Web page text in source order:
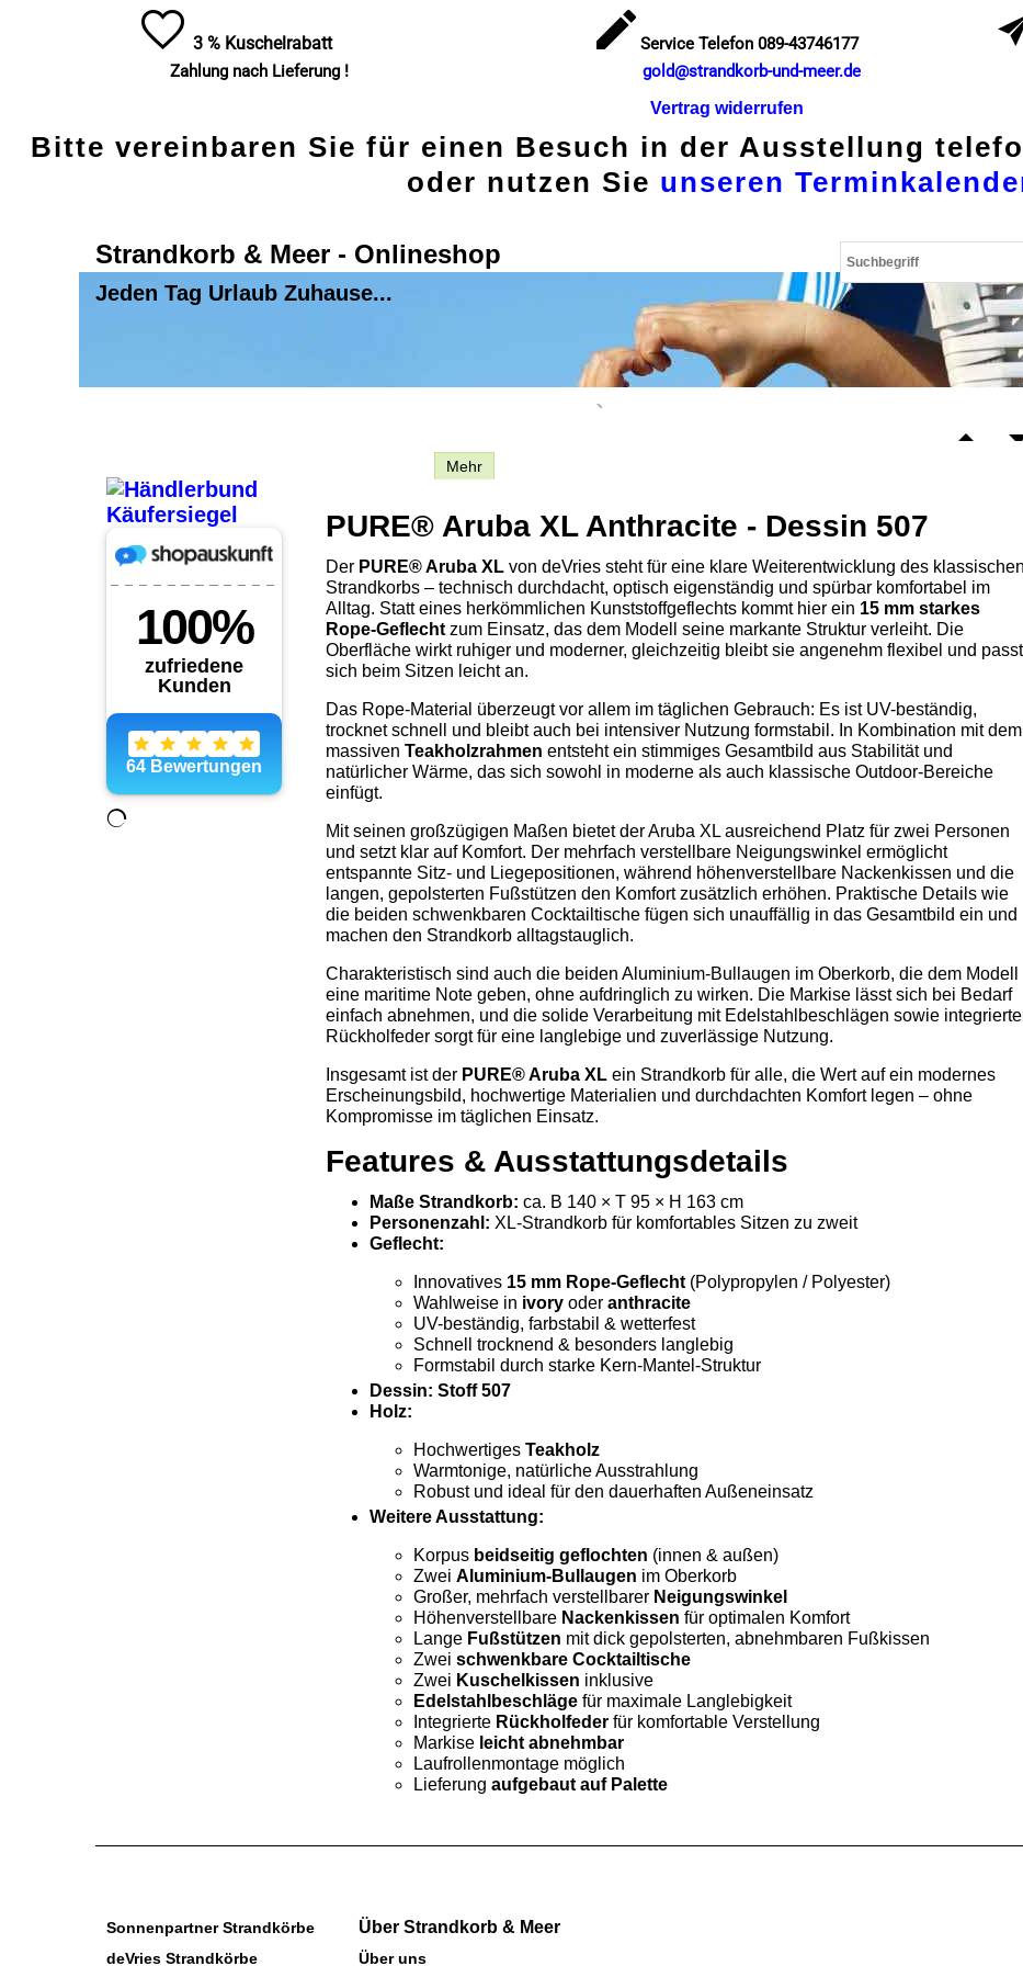
3 % Kuschelrabatt
Zahlung nach Lieferung !
Service Telefon 089-43746177
gold@strandkorb-und-meer.de
Vertrag widerrufen
Bitte vereinbaren Sie für einen Besuch in der Ausstellung
oder nutzen Sie unseren
Strandkorb & Meer - Onlineshop
Jeden Tag Urlaub Zuhause...
Mehr
PURE® Aruba XL Anthracite - Dessin 507
Der PURE® Aruba XL von deVries steht für eine klare Weiterentwicklung des klassischen
Strandkorbs – technisch durchdacht, optisch eigenständig und spürbar komfortabel im
Alltag. Statt eines herkömmlichen Kunststoffgeflechts kommt hier ein 15 mm starkes
Rope-Geflecht zum Einsatz, das dem Modell seine markante Struktur verleiht. Die
Oberfläche wirkt ruhiger und moderner, gleichzeitig bleibt sie angenehm flexibel und passt
sich beim Sitzen leicht an.
Das Rope-Material überzeugt vor allem im täglichen Gebrauch: Es ist UV-beständig,
trocknet schnell und bleibt auch bei intensiver Nutzung formstabil. In Kombination mit dem
massiven Teakholzrahmen entsteht ein stimmiges Gesamtbild aus Stabilität und
natürlicher Wärme, das sich sowohl in moderne als auch klassische Outdoor-Bereiche
einfügt.
Mit seinen großzügigen Maßen bietet der Aruba XL ausreichend Platz für zwei Personen
und setzt klar auf Komfort. Der mehrfach verstellbare Neigungswinkel ermöglicht
entspannte Sitz- und Liegepositionen, während höhenverstellbare Nackenkissen und die
langen, gepolsterten Fußstützen den Komfort zusätzlich erhöhen. Praktische Details wie
die beiden schwenkbaren Cocktailtische fügen sich unauffällig in das Gesamtbild ein und
machen den Strandkorb alltagstauglich.
Charakteristisch sind auch die beiden Aluminium-Bullaugen im Oberkorb, die dem Modell
eine maritime Note geben, ohne aufdringlich zu wirken. Die Markise lässt sich bei Bedarf
einfach abnehmen, und die solide Verarbeitung mit Edelstahlbeschlägen sowie
Rückholfeder sorgt für eine langlebige und zuverlässige Nutzung.
Insgesamt ist der PURE® Aruba XL ein Strandkorb für alle, die Wert auf ein modernes
Erscheinungsbild, hochwertige Materialien und durchdachten Komfort legen – ohne
Kompromisse im täglichen Einsatz.
Features & Ausstattungsdetails
Maße Strandkorb: ca. B 140 × T 95 × H 163 cm
Personenzahl: XL-Strandkorb für komfortables Sitzen zu zweit
Geflecht:
Innovatives 15 mm Rope-Geflecht (Polypropylen / Polyester)
Wahlweise in ivory oder anthracite
UV-beständig, farbstabil & wetterfest
Schnell trocknend & besonders langlebig
Formstabil durch starke Kern-Mantel-Struktur
Dessin: Stoff 507
Holz:
Hochwertiges Teakholz
Warmtonige, natürliche Ausstrahlung
Robust und ideal für den dauerhaften Außeneinsatz
Weitere Ausstattung:
Korpus beidseitig geflochten (innen & außen)
Zwei Aluminium-Bullaugen im Oberkorb
Großer, mehrfach verstellbarer Neigungswinkel
Höhenverstellbare Nackenkissen für optimalen Komfort
Lange Fußstützen mit dick gepolsterten, abnehmbaren Fußkissen
Zwei schwenkbare Cocktailtische
Zwei Kuschelkissen inklusive
Edelstahlbeschläge für maximale Langlebigkeit
Integrierte Rückholfeder für komfortable Verstellung
Markise leicht abnehmbar
Laufrollenmontage möglich
Lieferung aufgebaut auf Palette
Sonnenpartner Strandkörbe
deVries Strandkörbe
Über Strandkorb & Meer
Über uns